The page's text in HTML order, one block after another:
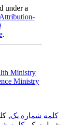
under a
.
Ministry
Ministry
کلمه شماره یک,